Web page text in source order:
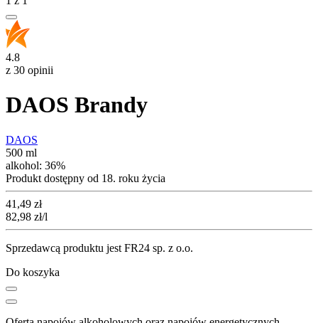
4.8
z 30 opinii
DAOS Brandy
DAOS
500 ml
alkohol: 36%
Produkt dostępny od 18. roku życia
Cena
41,49 zł
82,98 zł/l
Sprzedawcą produktu jest FR24 sp. z o.o.
Do koszyka